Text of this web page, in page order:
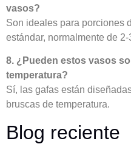
vasos?
Son ideales para porciones
estándar, normalmente de 2-
8. ¿Pueden estos vasos
temperatura?
Sí, las gafas están
bruscas de temperatura.
Blog reciente